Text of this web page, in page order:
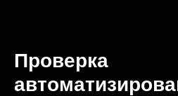
Проверка